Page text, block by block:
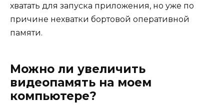
хватать для запуска приложения, но уже по
причине нехватки бортовой оперативной
памяти.
Можно ли увеличить
видеопамять на моем
компьютере?